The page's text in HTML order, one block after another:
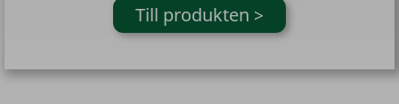
Till produkten >